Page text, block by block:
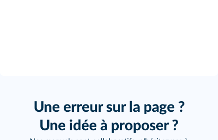
Une erreur sur la page ?
Une idée à proposer ?